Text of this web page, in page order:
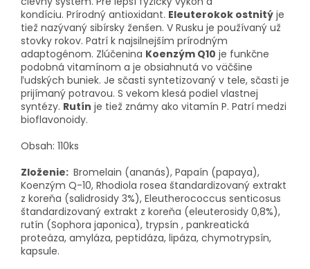
kondíciu. Prírodný antioxidant. Eleuterokok ostnitý je
tiež nazývaný sibírsky ženšen. V Rusku je používaný už
stovky rokov. Patrí k najsilnejším prírodným
adaptogénom. Zlúčenina Koenzým Q10 je funkčne
podobná vitamínom a je obsiahnutá vo väčšine
ľudských buniek. Je sčasti syntetizovaný v tele, sčasti je
prijímaný potravou. S vekom klesá podiel vlastnej
syntézy. Rutín je tiež známy ako vitamín P. Patrí medzi
bioflavonoidy.
Obsah: 110ks
Zloženie: Bromelain (ananás), Papaín (papaya),
Koenzým Q-10, Rhodiola rosea štandardizovaný extrakt
z koreňa (salidrosidy 3%), Eleutherococcus senticosus
štandardizovaný extrakt z koreňa (eleuterosidy 0,8%),
rutín (Sophora japonica), trypsín , pankreatická
proteáza, amyláza, peptidáza, lipáza, chymotrypsín,
kapsule.